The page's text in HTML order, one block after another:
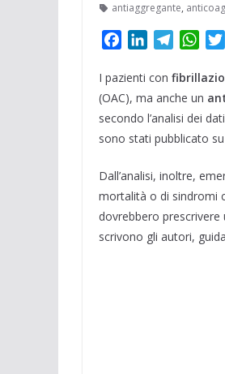
antiaggregante,
c
e
b
o
k
n
k
e
d
n
l
e
g
r
m
W
a
t
s
A
p
I pazienti con
(OAC), ma anche un
secondo l’analisi dei
sono stati pubblicato
Dall’analisi, inoltre,
mortalità o di sindromi
dovrebbero
scrivono gli autori,